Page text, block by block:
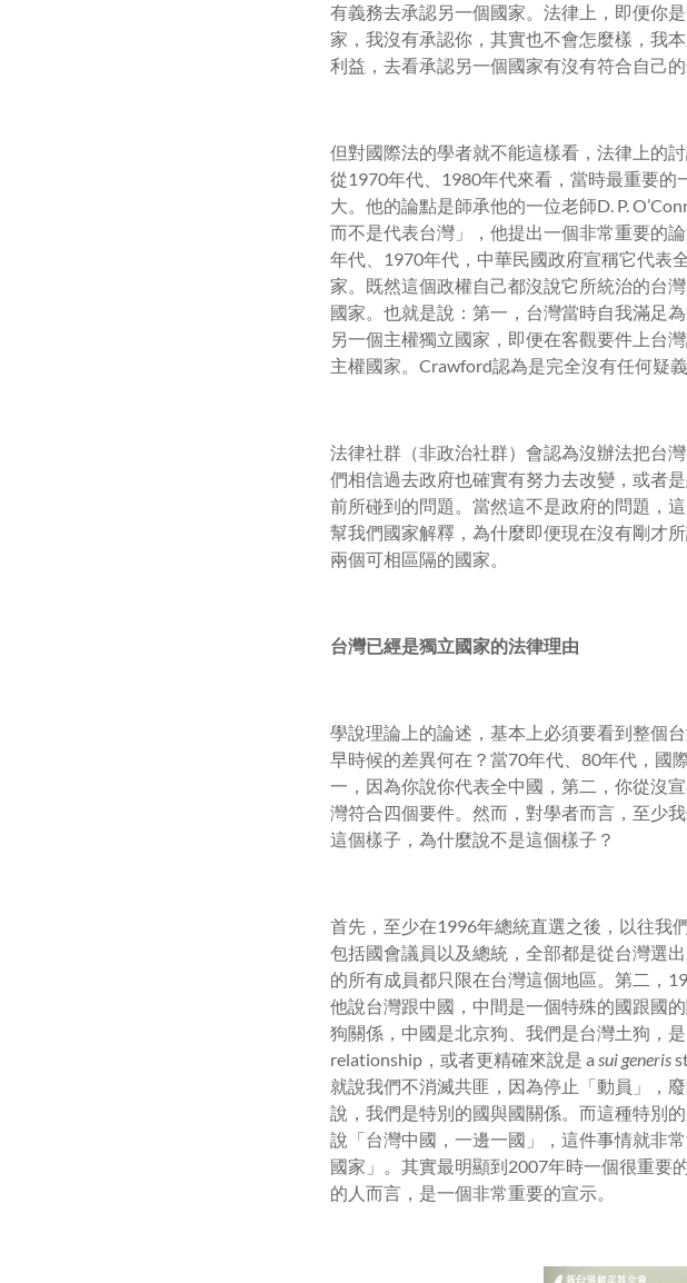
有義務去承認另一個國家。法律上，即便你
家，我沒有承認你，其實也不會怎麼樣，我
利益，去看承認另一個國家有沒有符合自己
但對國際法的學者就不能這樣看，法律上的
從1970年代、1980年代來看，當時最重要的
大。他的論點是師承他的一位老師D. P.
而不是代表台灣」，他提出一個非常重要的
年代、1970年代，中華民國政府宣稱它代表
家。既然這個政權自己都沒說它所統治的台
國家。也就是說：第一，台灣當時自我滿足
另一個主權獨立國家，即便在客觀要件上台
主權國家。Crawford認為是完全沒有任何疑義
法律社群（非政治社群）會認為沒辦法把台
們相信過去政府也確實有努力去改變，或者
前所碰到的問題。當然這不是政府的問題，
幫我們國家解釋，為什麼即便現在沒有剛才
兩個可相區隔的國家。
台灣已經是獨立國家的法律理由
學說理論上的論述，基本上必須要看到整個
早時候的差異何在？當70年代、80年代，國
一，因為你說你代表全中國，第二，你從沒
灣符合四個要件。然而，對學者而言，至少
這個樣子，為什麼說不是這個樣子？
首先，至少在1996年總統直選之後，以往我
包括國會議員以及總統，全部都是從台灣選
的所有成員都只限在台灣這個地區。第二，
他說台灣跟中國，中間是一個特殊的國跟國
狗關係，中國是北京狗、我們是台灣土狗，
relationship，或者更精確來說是 a sui generis
就說我們不消滅共匪，因為停止「動員」，
說，我們是特別的國與國關係。而這種特別
說「台灣中國，一邊一國」，這件事情就非
國家」。其實最明顯到2007年時一個很重要
的人而言，是一個非常重要的宣示。